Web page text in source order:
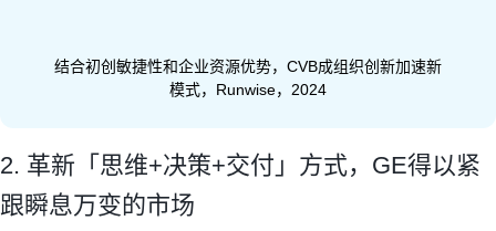
结合初创敏捷性和企业资源优势，CVB成组织创新加速新
模式，Runwise，2024
2. 革新「思维+决策+交付」方式，GE得以紧
跟瞬息万变的市场